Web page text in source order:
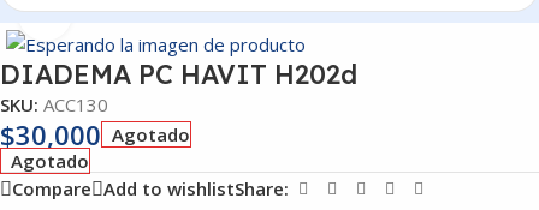
Inicio/ACCESORIOS
Click to enlarge
DIADEMA PC HAVIT H202d
SKU: ACC130
$30,000 Agotado
Agotado
Compare Add to wishlistShare: